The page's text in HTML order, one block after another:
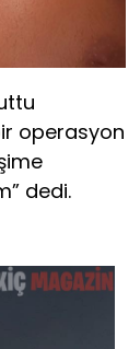
operasyon
dedi.